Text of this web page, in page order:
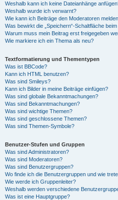
Weshalb kann ich keine Dateianhänge
Weshalb wurde ich verwarnt?
Wie kann ich Beiträge den Moderatoren
Was bewirkt die „Speichern“-Schaltfläche
Warum muss mein Beitrag erst freigegeben
Wie markiere ich ein Thema als neu?
Textformatierung und Thementypen
Was ist BBCode?
Kann ich HTML benutzen?
Was sind Smileys?
Kann ich Bilder in meine Beiträge einfügen?
Was sind globale Bekanntmachungen?
Was sind Bekanntmachungen?
Was sind wichtige Themen?
Was sind geschlossene Themen?
Was sind Themen-Symbole?
Benutzer-Stufen und Gruppen
Was sind Administratoren?
Was sind Moderatoren?
Was sind Benutzergruppen?
Wo finde ich die Benutzergruppen und wie
Wie werde ich Gruppenleiter?
Weshalb werden verschiedene
Was ist eine Hauptgruppe?